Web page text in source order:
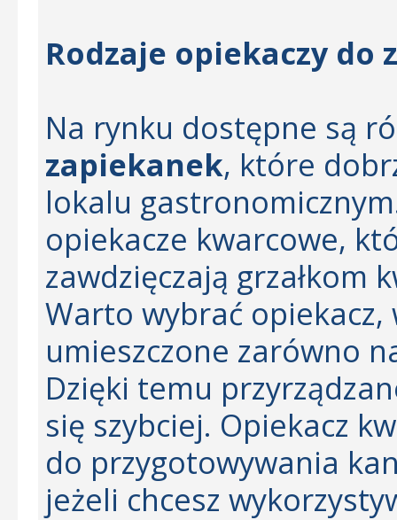
Rodzaje opiekaczy do
Na rynku dostępne są
zapiekanek, które
lokalu
opiekacze kwarcowe,
zawdzięczają grzałkom
Warto wybrać opiekacz,
umieszczone zarówno
Dzięki temu
się szybciej. Opiekacz
do przygotowywania
jeżeli chcesz